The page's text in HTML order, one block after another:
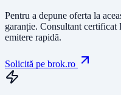
Pentru a depune oferta la
garanție. Consultant certificat
emitere rapidă.
Solicită pe brok.ro